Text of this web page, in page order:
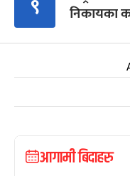
निकायका
आगामी बिदाहरु